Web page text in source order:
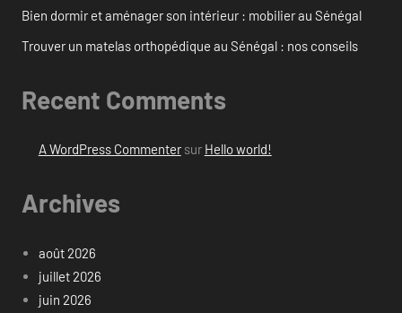
Bien dormir et aménager son intérieur : mobilier au Sénégal
Trouver un matelas orthopédique au Sénégal : nos conseils
Recent Comments
A WordPress Commentersur Hello world!
Archives
août 2026
juillet 2026
juin 2026